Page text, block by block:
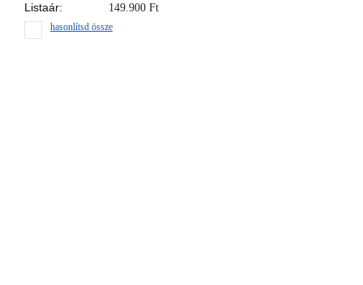
Listaár: 149.900 Ft
hasonlítsd össze